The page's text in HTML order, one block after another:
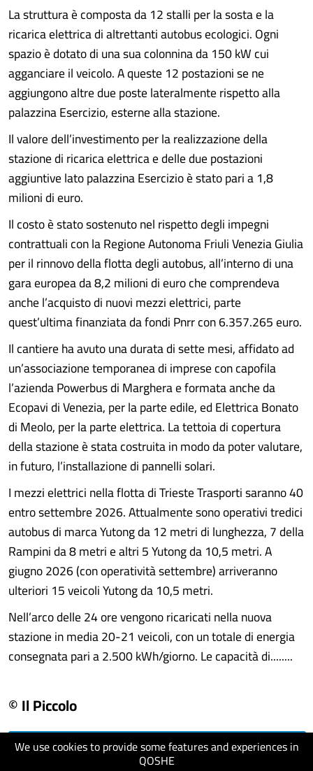
We use cookies to provide some features and experiences in
QOSHE
La struttura è composta da 12 stalli per la sosta e la
ricarica elettrica di altrettanti autobus ecologici. Ogni
spazio è dotato di una sua colonnina da 150 kW cui
agganciare il veicolo. A queste 12 postazioni se ne
aggiungono altre due poste lateralmente rispetto alla
palazzina Esercizio, esterne alla stazione.
Il valore dell’investimento per la realizzazione della
stazione di ricarica elettrica e delle due postazioni
aggiuntive lato palazzina Esercizio è stato pari a 1,8
milioni di euro.
Il costo è stato sostenuto nel rispetto degli impegni
contrattuali con la Regione Autonoma Friuli Venezia Giulia
per il rinnovo della flotta degli autobus, all’interno di una
gara europea da 8,2 milioni di euro che comprendeva
anche l’acquisto di nuovi mezzi elettrici, parte
quest’ultima finanziata da fondi Pnrr con 6.357.265 euro.
Il cantiere ha avuto una durata di sette mesi, affidato ad
un’associazione temporanea di imprese con capofila
l’azienda Powerbus di Marghera e formata anche da
Ecopavi di Venezia, per la parte edile, ed Elettrica Bonato
di Meolo, per la parte elettrica. La tettoia di copertura
della stazione è stata costruita in modo da poter valutare,
in futuro, l’installazione di pannelli solari.
I mezzi elettrici nella flotta di Trieste Trasporti saranno 40
entro settembre 2026. Attualmente sono operativi tredici
autobus di marca Yutong da 12 metri di lunghezza, 7 della
Rampini da 8 metri e altri 5 Yutong da 10,5 metri. A
giugno 2026 (con operatività settembre) arriveranno
ulteriori 15 veicoli Yutong da 10,5 metri.
Nell’arco delle 24 ore vengono ricaricati nella nuova
stazione in media 20-21 veicoli, con un totale di energia
consegnata pari a 2.500 kWh/giorno. Le capacità di........
© Il Piccolo
visit website